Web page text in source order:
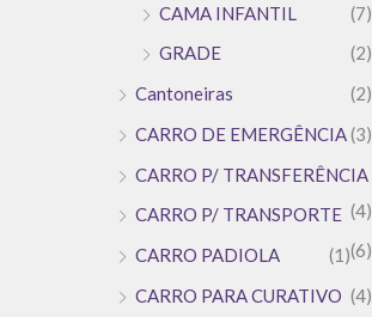
CAMA INFANTIL
(7)
GRADE
(2)
Cantoneiras
(2)
CARRO DE EMERGÊNCIA(3)
CARRO P/ TRANSFERÊNCIA
(4)
CARRO P/ TRANSPORTE
(6)
CARRO PADIOLA
(1)
CARRO PARA CURATIVO (4)